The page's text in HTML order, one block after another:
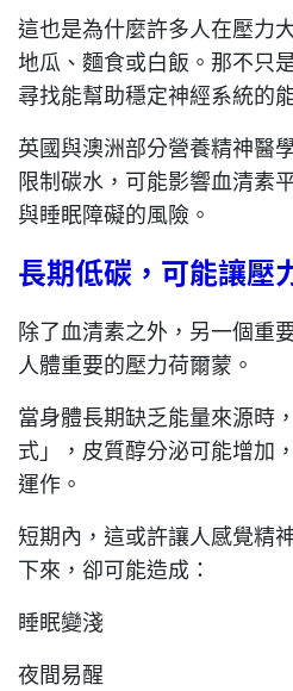
這也是為什麼許多人在壓力
地瓜、麵食或白飯。那不只
尋找能幫助穩定神經系統的
英國與澳洲部分營養精神醫
限制碳水，可能影響血清素
與睡眠障礙的風險。
長期低碳，可能讓壓
除了血清素之外，另一個重
人體重要的壓力荷爾蒙。
當身體長期缺乏能量來源時
式」，皮質醇分泌可能增加
運作。
短期內，這或許讓人感覺精
下來，卻可能造成：
睡眠變淺
夜間易醒